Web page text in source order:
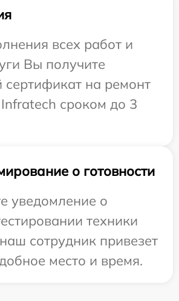
всех работ и
Вы получите
на ремонт
Infratech сроком до 3
о готовности
уведомление о
техники
сотрудник привезет
место и время.